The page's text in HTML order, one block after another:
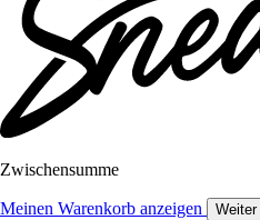
Zwischensumme
Meinen Warenkorb anzeigen